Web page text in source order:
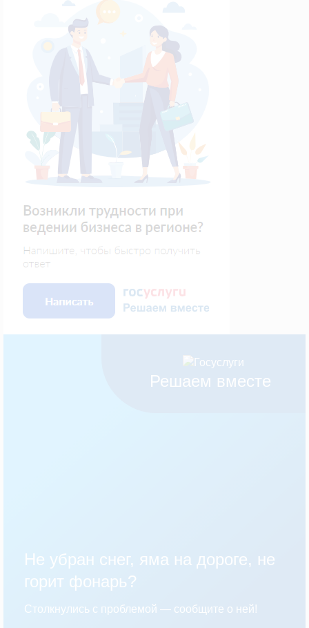
Решаем вместе
Не убран снег, яма на дороге, не
горит фонарь?
Столкнулись с проблемой — сообщите о ней!